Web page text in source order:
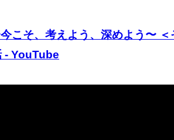
こそ、考えよう、深めよう〜
- YouTube